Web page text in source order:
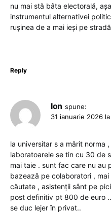
nu mai stă bâta electorală,
instrumentul alternativei
rușinea de a mai ieși pe
Reply
Ion spune:
31 ianuarie 2026
la universitar s a mărit norma
laboratoarele se tin cu 30 de
mai taie . sunt fac care nu au
bazează pe colaboratori ,
căutate , asistenții sânt pe
post definitiv pt 800 de euro
se duc lejer în privat..